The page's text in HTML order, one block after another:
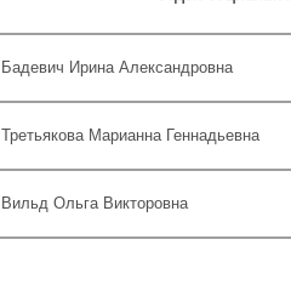
Бадевич Ирина Александровна
Третьякова Марианна Геннадьевна
Вильд Ольга Викторовна